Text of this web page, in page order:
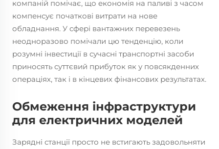
компаній помічає, що економія на паливі з часом
компенсує початкові витрати на нове
обладнання. У сфері вантажних перевезень
неодноразово помічали цю тенденцію, коли
розумні інвестиції в сучасні транспортні засоби
приносять суттєвий прибуток як у повсякденних
операціях, так і в кінцевих фінансових результатах.
Обмеження інфраструктури
для електричних моделей
Зарядні станції просто не встигають задовольняти